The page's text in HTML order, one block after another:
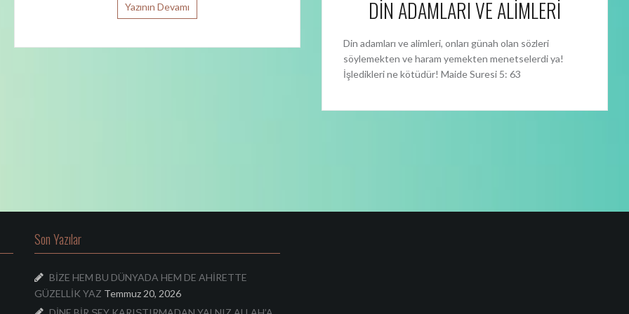
Yazının Devamı DİN ADAMLARI VE ALİMLERİ
Din adamları ve alimleri, onları günah olan sözleri
söylemekten ve haram yemekten menetselerdi ya!
İşledikleri ne kötüdür! Maide Suresi 5: 63
Son Yazılar
BİZE HEM BU DÜNYADA HEM DE AHİRETTE
GÜZELLİK YAZ Temmuz 20, 2026